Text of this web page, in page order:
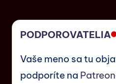
PODPOROVATELIA
Vaše meno sa tu
podporíte na